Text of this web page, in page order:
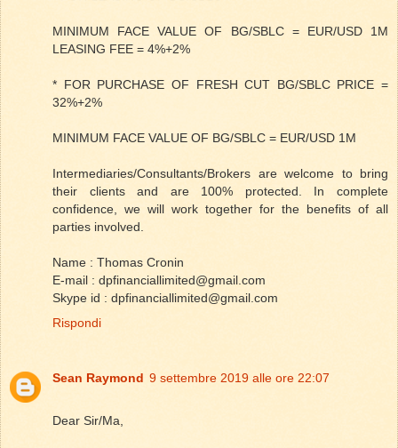
MINIMUM FACE VALUE OF BG/SBLC = EUR/USD 1M
LEASING FEE = 4%+2%
* FOR PURCHASE OF FRESH CUT BG/SBLC PRICE =
32%+2%
MINIMUM FACE VALUE OF BG/SBLC = EUR/USD 1M
Intermediaries/Consultants/Brokers are welcome to bring
their clients and are 100% protected. In complete
confidence, we will work together for the benefits of all
parties involved.
Name : Thomas Cronin
E-mail : dpfinanciallimited@gmail.com
Skype id : dpfinanciallimited@gmail.com
Rispondi
Sean Raymond 9 settembre 2019 alle ore 22:07
Dear Sir/Ma,